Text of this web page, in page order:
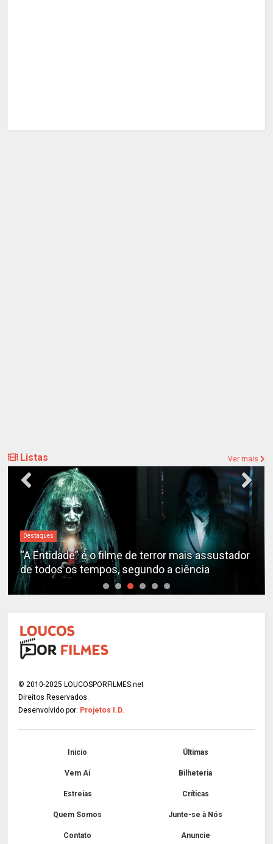
Listas Ver mais
Destaques
“A Entidade” é o filme de terror mais assustador
de todos os tempos, segundo a ciência
© 2010-2025 LOUCOSPORFILMES.net
Direitos Reservados.
Desenvolvido por: Projetos I.D.
Início Últimas
Vem Aí Bilheteria
Estreias Críticas
Quem Somos Junte-se à Nós
Contato Anuncie